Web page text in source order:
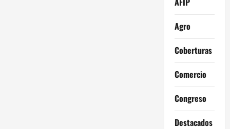
Agro
Coberturas
Comercio
Congreso
Destacados